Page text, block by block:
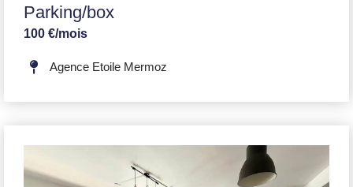
Parking/box
100 €/mois
Agence Etoile Mermoz